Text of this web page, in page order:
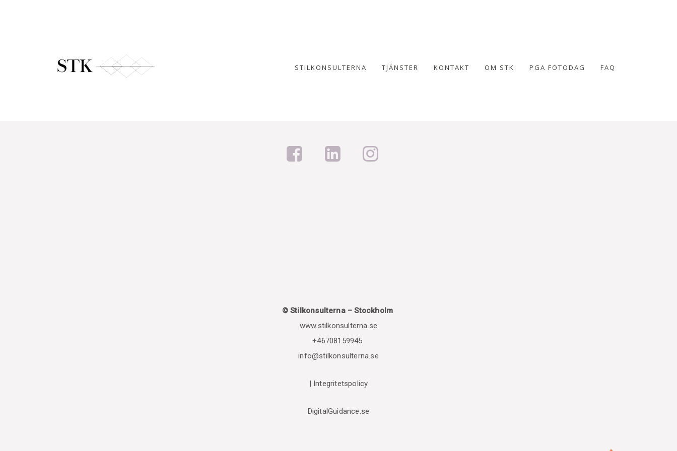
STILKONSULTERNA TJÄNSTER KONTAKT OM STK PGA FOTODAG FAQ
© Stilkonsulterna – Stockholm
www.stilkonsulterna.se
+46708159945
info@stilkonsulterna.se
| Integritetspolicy
DigitalGuidance.se